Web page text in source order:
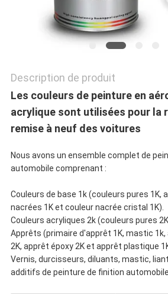
POLITIQUE
DE
CONFIDENTIALITÉ
Description de produit
Les couleurs de peinture en
acrylique sont utilisées pour la
remise à neuf des voitures
Nous avons un ensemble complet de
automobile comprenant :
Couleurs de base 1k (couleurs pures 1K,
nacrées 1K et couleur nacrée cristal 1K).
Couleurs acryliques 2k (couleurs pures
Apprêts (primaire d'apprêt 1K, mastic
2K, apprêt époxy 2K et apprêt plastique
Vernis, durcisseurs, diluants, mastic,
additifs de peinture de finition